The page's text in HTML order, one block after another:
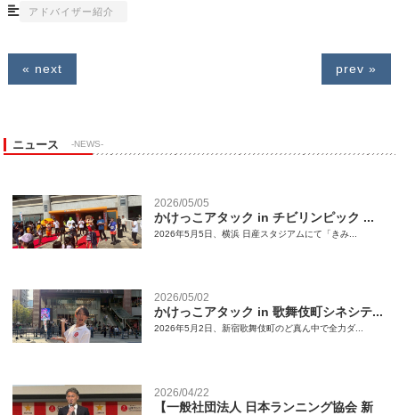
アドバイザー紹介
« next prev »
ニュース -NEWS-
2026/05/05
かけっこアタック in チビリンピック ...
2026年5月5日、横浜 日産スタジアムにて「きみ...
2026/05/02
かけっこアタック in 歌舞伎町シネシテ...
2026年5月2日、新宿歌舞伎町のど真ん中で全力ダ...
2026/04/22
【一般社団法人 日本ランニング協会 新